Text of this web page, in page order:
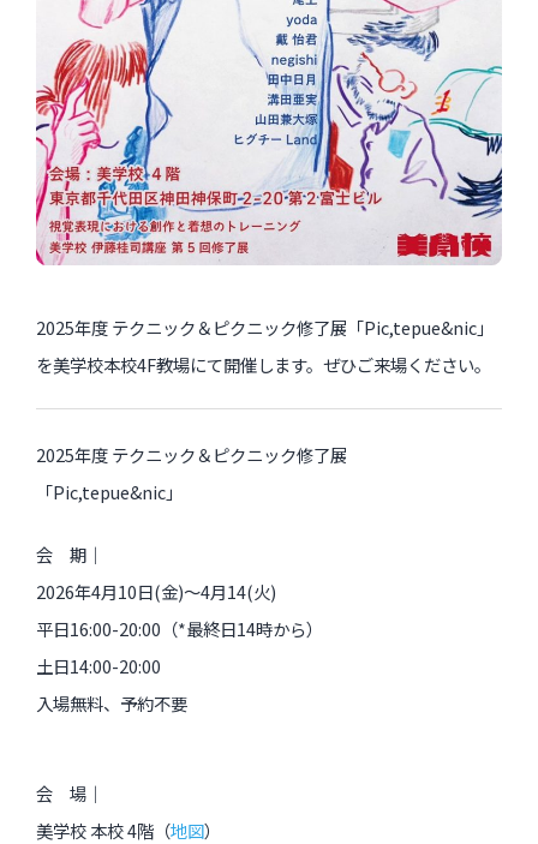
未分類
近日開催のイベント・オープン講座・展覧会
イベント
オープン講座
過去のイベント
過去のオープン講座
過去の展覧会
配信中のオンライン講座
全ての記事ページ
2025年度 テクニック＆ピクニック修了展「Pic,tepue&nic」
を美学校本校4F教場にて開催します。ぜひご来場ください。
2025年度 テクニック＆ピクニック修了展
「Pic,tepue&nic」
会 期｜
2026年4月10日(金)〜4月14(火)
平日16:00-20:00（*最終日14時から）
土日14:00-20:00
入場無料、予約不要
会 場｜
美学校 本校 4階（地図）